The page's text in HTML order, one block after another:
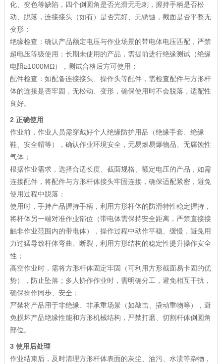
化、变色等缺陷，四个倒圆角是否光滑无毛刺，握持手柄是否松
动、脱落，连接接头（如有）是否完好、无锈蚀，截面是否平整无
变形；
绝缘检查：确认产品额定电压与作业场景的带电体电压匹配，严禁
超电压等级使用；长期未使用的产品，需提前进行绝缘测试（绝缘
电阻≥1000MΩ），测试合格后方可使用；
配件检查：如配备连接接头、操作头等配件，需检查配件与方形杆
体的连接是否牢固，无松动、变形，确保使用时不会脱落，适配性
良好。
2 正确使用
作业前，作业人员需穿戴好个人绝缘防护用品（绝缘手套、绝缘
鞋、安全帽等），确认作业环境安全，无易燃易爆物品、无腐蚀性
气体；
根据作业需求，选择合适长度、截面规格、额定电压的产品，如需
连接配件，将配件与方形杆体接头牢固连接，确保适配紧密，避免
使用过程中脱落；
使用时，手持产品握持手柄，利用方形杆体的防滑特性稳定握持，
将杆体另一端对准作业部位（带电体需保持安全距离，严禁直接接
触非作业范围内的带电体），操作过程中动作平稳、缓慢，避免用
力过猛导致杆体弯曲、断裂，利用方形结构的稳定性提升操作安全
性；
高空作业时，需将方形杆体固定牢固（可利用方形截面易卡固的优
势），防止坠落；多人协作作业时，需明确分工，避免相互干扰，
确保操作同步、安全；
严禁将产品用于非绝缘、非承重场景（如敲击、撬动重物等），避
免损坏产品绝缘性能和方形机械结构，严禁打磨、切割杆体倒圆角
部位。
3 使用后处理
作业结束后，及时清理方形杆体表面的灰尘、油污、水渍等杂物，